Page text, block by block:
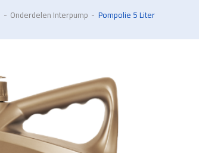
- Onderdelen Interpump - Pompolie 5 Liter